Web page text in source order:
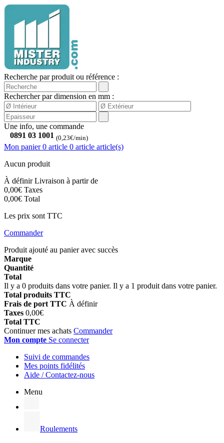
Recherche par produit ou référence :
Rechercher par dimension en mm :
Une info, une commande
0891 03 1001 (0,23€/min)
Mon panier 0 article 0 article article(s)
Aucun produit
À définirLivraison à partir de
0,00€ Taxes
0,00€ Total
Les prix sont TTC
Commander
Produit ajouté au panier avec succès
Marque
Quantité
Total
Il y a 0 produits dans votre panier. Il y a 1 produit dans votre panier.
Total produits TTC
Frais de port TTC À définir
Taxes 0,00€
Total TTC
Continuer mes achats Commander
Mon compte Se connecter
Suivi de commandes
Mes points fidélités
Aide / Contactez-nous
Menu
Roulements